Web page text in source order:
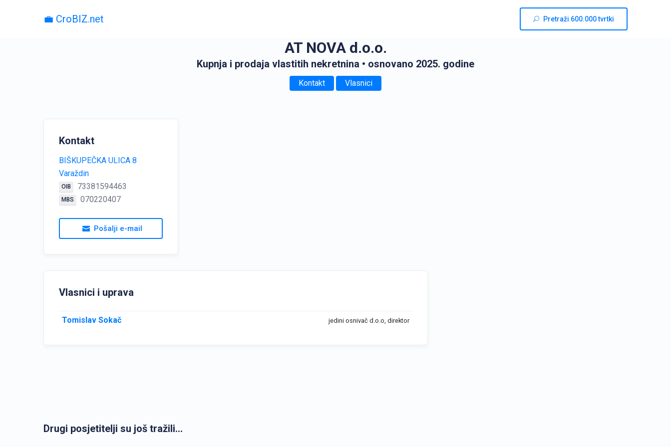
💼 CroBIZ.net Pretraži 600.000 tvrtki
AT NOVA d.o.o.
Kupnja i prodaja vlastitih nekretnina • osnovano 2025. godine
Kontakt Vlasnici
Kontakt
BIŠKUPEČKA ULICA 8
Varaždin
OIB 73381594463
MBS 070220407
Pošalji e-mail
Vlasnici i uprava
Tomislav Sokač jedini osnivač d.o.o, direktor
Drugi posjetitelji su još tražili...